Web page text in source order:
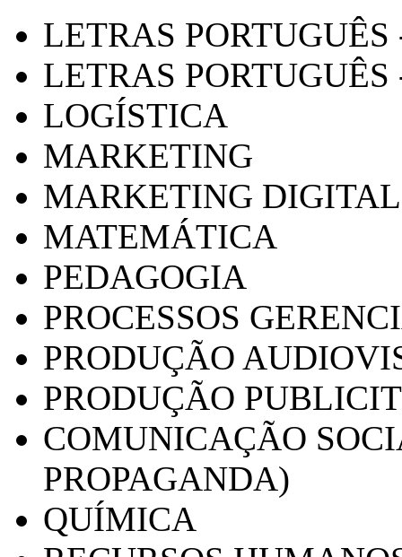
LETRAS
LETRAS PORTUGUÊS
LOGÍSTICA
MARKETING
MARKETING DIGITAL
MATEMÁTICA
PEDAGOGIA
PROCESSOS
PRODUÇÃO
PRODUÇÃO
COMUNICAÇÃO
PROPAGANDA)
QUÍMICA